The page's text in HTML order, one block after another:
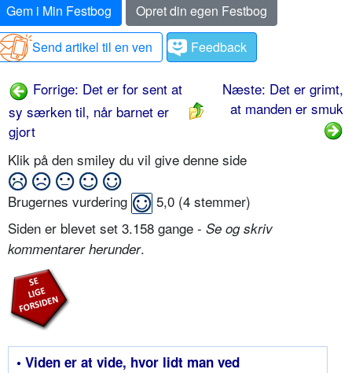
Gem i Min Festbog
Opret din egen Festbog
Send artikel til en ven
Feedback
Forrige: Det er for sent at
sy særken til, når barnet er
gjort
Næste: Det er grimt,
at manden er smuk
Klik på den smiley du vil give denne side
Brugernes vurdering 5,0 (4 stemmer)
Siden er blevet set 3.158 gange - Se og skriv
kommentarer herunder.
• Viden er at vide, hvor lidt man ved